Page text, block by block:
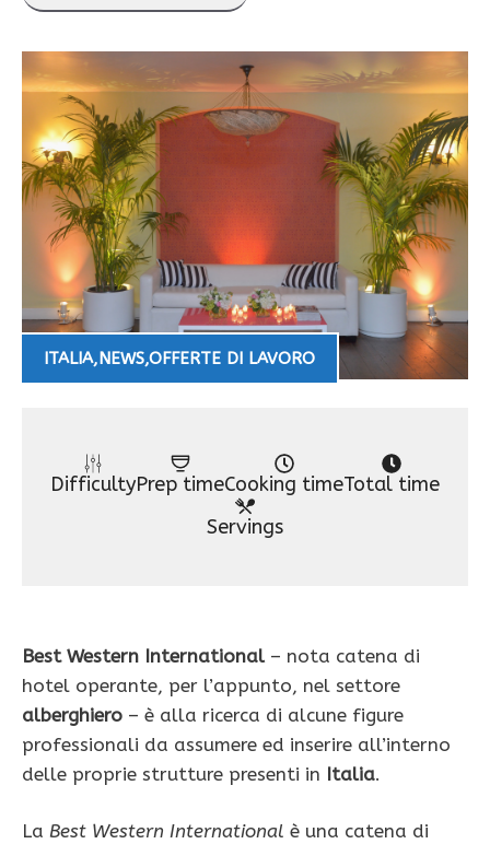
ITALIA,NEWS,OFFERTE DI LAVORO
DifficultyPrep timeCooking timeTotal time
Servings
Best Western International – nota catena di
hotel operante, per l’appunto, nel settore
alberghiero – è alla ricerca di alcune figure
professionali da assumere ed inserire all’interno
delle proprie strutture presenti in Italia.
La Best Western International è una catena di